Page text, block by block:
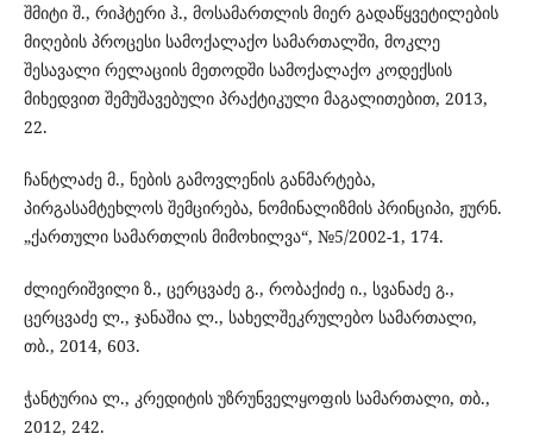
შმიტი შ., რიჰტერი ჰ., მოსამართლის მიერ გადაწყვეტილების
მიღების პროცესი სამოქალაქო სამართალში, მოკლე
შესავალი რელაციის მეთოდში სამოქალაქო კოდექსის
მიხედვით შემუშავებული პრაქტიკული მაგალითებით, 2013,
22.
ჩანტლაძე მ., ნების გამოვლენის განმარტება,
პირგასამტეხლოს შემცირება, ნომინალიზმის პრინციპი, ჟურნ.
„ქართული სამართლის მიმოხილვა“, №5/2002-1, 174.
ძლიერიშვილი ზ., ცერცვაძე გ., რობაქიძე ი., სვანაძე გ.,
ცერცვაძე ლ., ჯანაშია ლ., სახელშეკრულებო სამართალი,
თბ., 2014, 603.
ჭანტურია ლ., კრედიტის უზრუნველყოფის სამართალი, თბ.,
2012, 242.